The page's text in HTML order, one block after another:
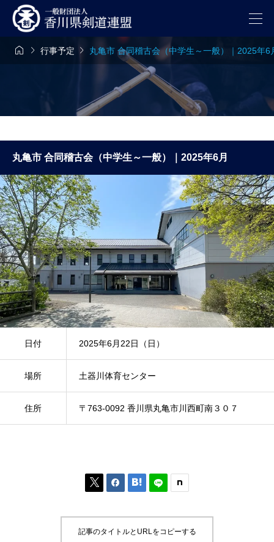
  行事予定  丸亀市 合同稽古会（中学生～一般）｜2025年6
丸亀市 合同稽古会（中学生～一般）｜2025年6月
日付 2025年6月22日（日）
場所 土器川体育センター
住所 〒763-0092 香川県丸亀市川西町南３０７
  
記事のタイトルとURLをコピーする